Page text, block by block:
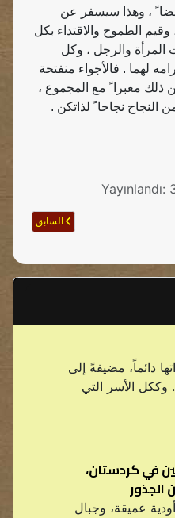
، وهذا سيسفر عن
الطموح والاقتداء بكل
والرجل ، وكل
لهما . فالأجواء منفتحة
ذلك معبرا ً مع المجموع ،
نجاحا ً لذاتكن .
Önceki makale: الكونفدرالية الديمقراطية تجاه الدولة القومية
السابق
دائماً، مضيفةً إلى
الأسر التي
في كردستان،
عميقة، وجبال